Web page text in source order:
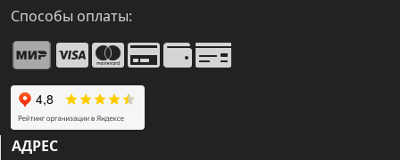
Способы оплаты:
АДРЕС